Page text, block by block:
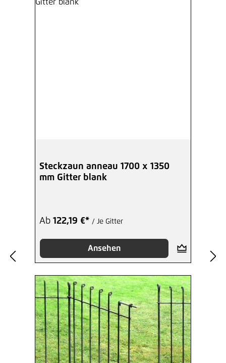
Steckzaun anneau 1700 x 1350
mm Gitter blank
Ab 122,19 €* / Je Gitter
Ansehen